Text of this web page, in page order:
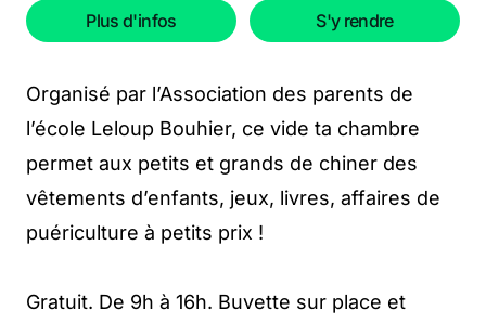
Plus d'infos S'y rendre
Organisé par l’Association des parents de
l’école Leloup Bouhier, ce vide ta chambre
permet aux petits et grands de chiner des
vêtements d’enfants, jeux, livres, affaires de
puériculture à petits prix !
Gratuit. De 9h à 16h. Buvette sur place et